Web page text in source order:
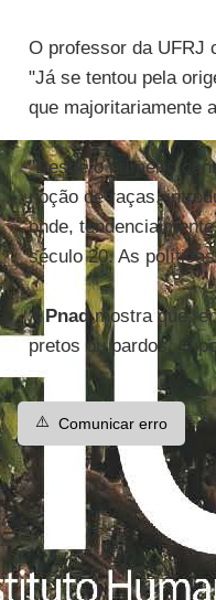
O professor da UFRJ
"Já se tentou pela
que majoritariamente
"Desde o primeiro
noção de raças,
onde,
século 20. As
APnadmostra que,
pretos ou pardos. O
⚠️ Comunicar erro